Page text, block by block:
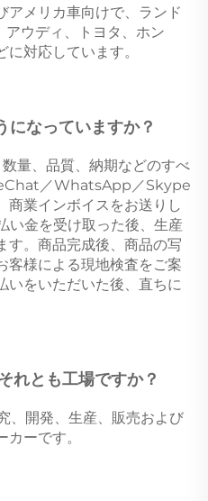
アメリカ車向けで、ランド
ウディ、トヨタ、ホン
に対応しています。
になっていますか？
量、品質、納期などのすべ
／WhatsApp／Skype
商業インボイスをお送りし
い金を受け取った後、生産
す。商品完成後、商品の写
客様による現地検査をご案
いをいただいた後、直ちに
れとも工場ですか？
、開発、生産、販売および
カーです。